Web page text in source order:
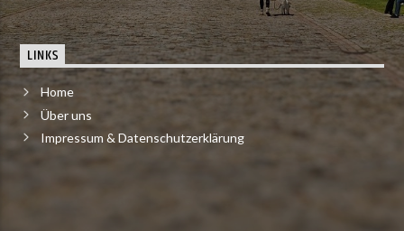
LINKS
Home
Über uns
Impressum & Datenschutzerklärung